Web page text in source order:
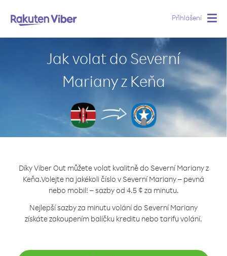
Přihlášení
Jak volat do Severní
Mariany z Keňa
Díky Viber Out můžete volat kvalitně do Severní Mariany z
Keňa.Volejte na jakékoli číslo v Severní Mariany – pevná
nebo mobil! – sazby od 4.5 ¢ za minutu.
Nejlepší sazby za minutu volání do Severní Mariany
získáte zakoupením balíčku kreditu nebo tarifu volání.